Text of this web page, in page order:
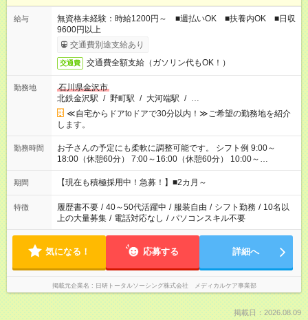
給与
無資格未経験：時給1200円～ ■週払いOK ■扶養内OK ■日収
9600円以上
交通費別途支給あり
交通費 交通費全額支給（ガソリン代もOK！）
勤務地
石川県金沢市
北鉄金沢駅 / 野町駅 / 大河端駅 / …
≪自宅からドアtoドアで30分以内！≫ご希望の勤務地を紹介
します。
勤務時間
お子さんの予定にも柔軟に調整可能です。 シフト例 9:00～
18:00（休憩60分） 7:00～16:00（休憩60分） 10:00～
19:00（休憩60分） ※Wワーク希望の方へ 今ご覧のお仕事で希
望する勤務時間と、もう1つのお仕事の勤務時間の合計が 週40
期間 【現在も積極採用中！急募！】■2カ月～
特徴 履歴書不要 / 40～50代活躍中 / 服装自由 / シフト勤務 / 10名以
上の大量募集 / 電話対応なし / パソコンスキル不要
気になる！ 応募する 詳細へ
掲載元企業名 日研トータルソーシング株式会社 メディカルケア事業部
掲載日：2026.08.09